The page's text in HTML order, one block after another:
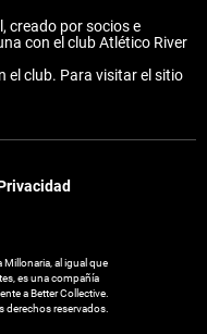
creado por socios e
con el club Atlético River
el club. Para visitar el sitio
Millonaria, al igual que
es una compañía
a Better Collective.
derechos reservados.